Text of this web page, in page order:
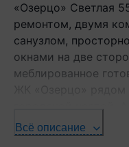
«Озерцо» Светлая
ремонтом, двумя
санузлом,
окнами на две
меблированное
городской чертой.
д.21/3 -
комфортном
Всё описание